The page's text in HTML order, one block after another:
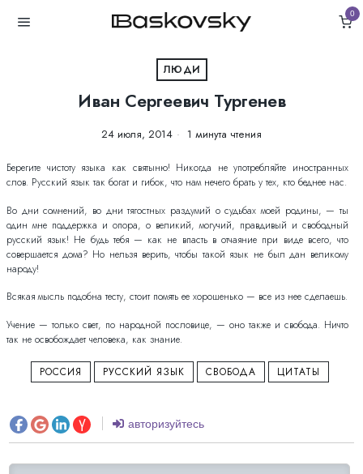
0
ЛЮДИ
Иван Сергеевич Тургенев
24 июля, 2014 1 минута чтения
Берегите чистоту языка как святыню! Никогда не употребляйте иностранных
слов. Русский язык так богат и гибок, что нам нечего брать у тех, кто беднее нас.
Во дни сомнений, во дни тягостных раздумий о судьбах моей родины, — ты
один мне поддержка и опора, о великий, могучий, правдивый и свободный
русский язык! Не будь тебя — как не впасть в отчаяние при виде всего, что
совершается дома? Но нельзя верить, чтобы такой язык не был дан великому
народу!
Всякая мысль подобна тесту, стоит помять ее хорошенько — все из нее сделаешь.
Учение — только свет, по народной пословице, — оно также и свобода. Ничто
так не освобождает человека, как знание.
РОССИЯ РУССКИЙ ЯЗЫК СВОБОДА ЦИТАТЫ
авторизуйтесь